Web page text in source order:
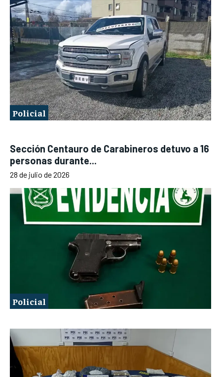
Policial
Sección Centauro de Carabineros detuvo a 16
personas durante...
28 de julio de 2026
Policial